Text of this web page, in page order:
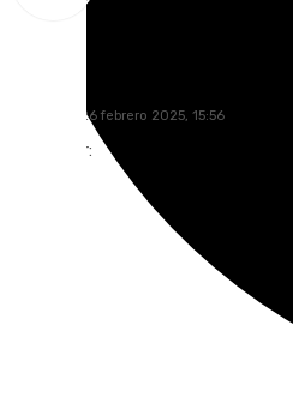
miércoles, 26 febrero 2025, 15:56
Compartir: